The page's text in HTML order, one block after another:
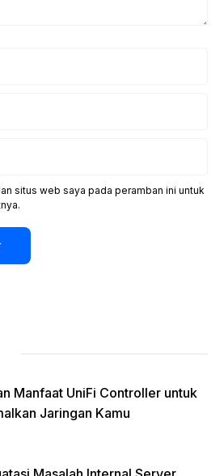
situs web saya pada peramban ini untuk
Manfaat UniFi Controller untuk
Jaringan Kamu